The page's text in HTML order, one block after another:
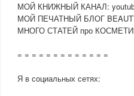
МОЙ КНИЖНЫЙ КАНАЛ:
МОЙ ПЕЧАТНЫЙ БЛОГ
МНОГО СТАТЕЙ про
= = = = = = = = = = = = =
Я в социальных сетях: